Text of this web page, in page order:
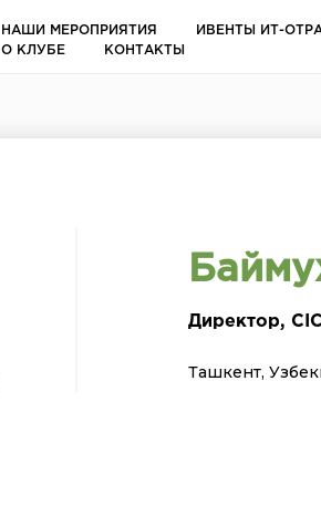
НАШИ МЕРОПРИЯТИЯ ИВЕНТЫ ИТ-
О КЛУБЕ
КОНТАКТЫ
Директор,
Ташкент,